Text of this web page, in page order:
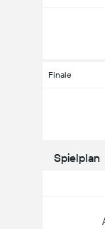
Finale
Spielplan